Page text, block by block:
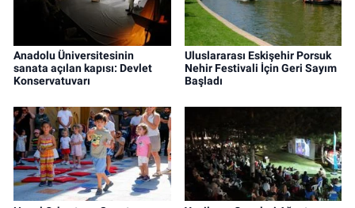
Anadolu Üniversitesinin
sanata açılan kapısı: Devlet
Konservatuvarı
Uluslararası Eskişehir Porsuk
Nehir Festivali İçin Geri Sayım
Başladı